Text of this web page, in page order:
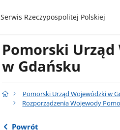
gov.pl
Serwis Rzeczypospolitej Polskiej
Pomorski
w Gdańsku
Pomorski Urząd Wojewódzki w
Rozporządzenia Wojewody
Powrót